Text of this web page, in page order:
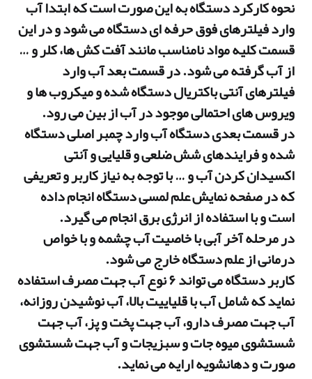
نحوه کارکرد دستگاه به این صورت است که ابتدا آب
وارد فیلترهای فوق حرفه ای دستگاه می شود و در این
قسمت کلیه مواد نامناسب مانند آفت کش ها، کلر و …
از آب گرفته می شود. در قسمت بعد آب وارد
فیلترهای آنتی باکتریال دستگاه شده و میکروب ها و
ویروس های احتمالی موجود در آب از بین می رود.
در قسمت بعدی دستگاه آب وارد چمبر اصلی دستگاه
شده و فرایندهای شش ضلعی و قلیایی و آنتی
اکسیدان کردن آب و … با توجه به نیاز کاربر و تعریفی
که در صفحه نمایش علم لمسی دستگاه انجام داده
است و با استفاده از انرژی برق انجام می گیرد.
در مرحله آخر آبی با خاصیت آب چشمه و با خواص
درمانی از علم دستگاه خارج می شود.
​​​​​​​کاربر دستگاه می تواند ۶ نوع آب جهت مصرف استفاده
نماید که شامل آب با قلیاییت بالا، آب نوشیدن روزانه،
آب جهت مصرف دارو، آب جهت پخت و پز، آب جهت
شستشوی میوه جات و سبزیجات و آب جهت شستشوی
صورت و دهانشویه ارایه می نماید.